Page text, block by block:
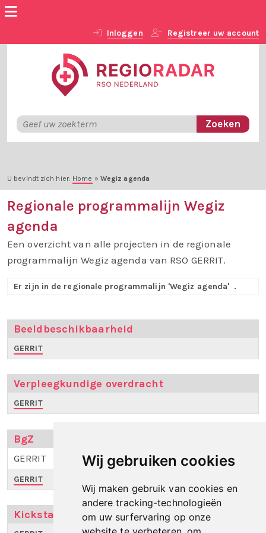
Wij gebruiken cookies
Wij maken gebruik van cookies en
andere tracking-technologieën
om uw surfervaring op onze
Inloggen Registreer uw account
U bevindt zich hier: Home » Wegiz agenda
Regionale programmalijn Wegiz
agenda
Een overzicht van alle projecten in de regionale
programmalijn Wegiz agenda van RSO GERRIT.
Er zijn in de regionale programmalijn 'Wegiz agenda' .
Beeldbeschikbaarheid
GERRIT
Verpleegkundige overdracht
GERRIT
BgZ
GERRIT
GERRIT
Kickstart Medicatieoverdracht